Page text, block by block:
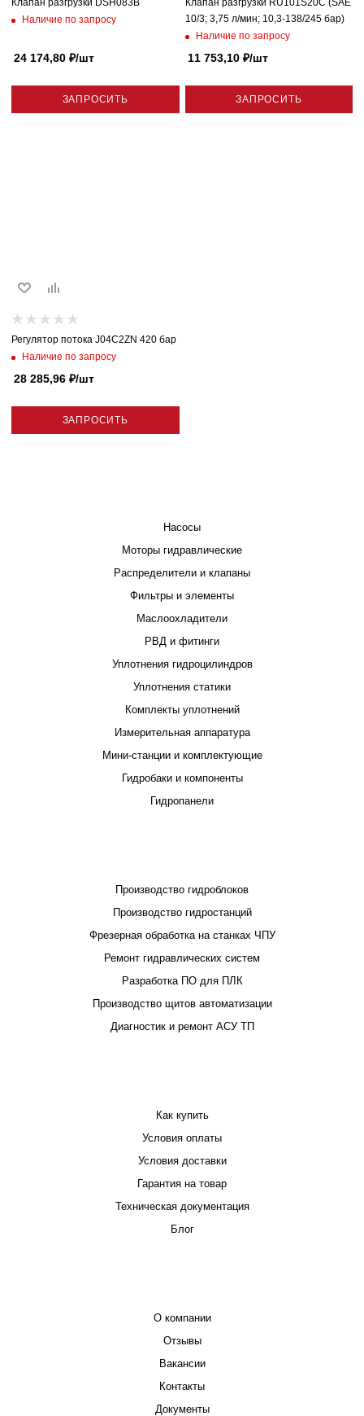
Клапан разгрузки DSH083B
Наличие по запросу
24 174,80 ₽/шт
ЗАПРОСИТЬ
Клапан разгрузки RU101S20C (SAE
10/3; 3,75 л/мин; 10,3-138/245 бар)
Наличие по запросу
11 753,10₽/шт
ЗАПРОСИТЬ
Регулятор потока J04C2ZN 420 бар
Наличие по запросу
28 285,96 ₽/шт
ЗАПРОСИТЬ
Насосы
Моторы гидравлические
Распределители и клапаны
Фильтры и элементы
Маслоохладители
РВД и фитинги
Уплотнения гидроцилиндров
Уплотнения статики
Комплекты уплотнений
Измерительная аппаратура
Мини-станции и комплектующие
Гидробаки и компоненты
Гидропанели
Производство гидроблоков
Производство гидростанций
Фрезерная обработка на станках ЧПУ
Ремонт гидравлических систем
Разработка ПО для ПЛК
Производство щитов автоматизации
Диагностик и ремонт АСУ ТП
Как купить
Условия оплаты
Условия доставки
Гарантия на товар
Техническая документация
Блог
О компании
Отзывы
Вакансии
Контакты
Документы